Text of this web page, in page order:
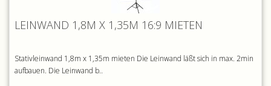
LEINWAND 1,8M X 1,35M 16:9 MIETEN
Stativleinwand 1,8m x 1,35m mieten Die Leinwand läßt sich in max. 2min
aufbauen. Die Leinwand b..